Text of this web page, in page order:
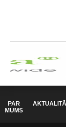
PAR
MUMS